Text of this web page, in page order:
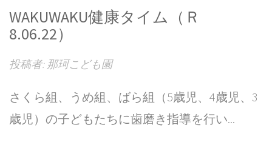
WAKUWAKU健康タイム（Ｒ
8.06.22）
投稿者: 那珂こども園
さくら組、うめ組、ばら組（5歳児、4歳児、3
歳児）の子どもたちに歯磨き指導を行い...